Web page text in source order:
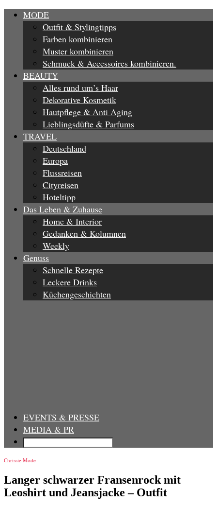
MODE
Outfit & Stylingtipps
Farben kombinieren
Muster kombinieren
Schmuck & Accessoires kombinieren.
BEAUTY
Alles rund um’s Haar
Dekorative Kosmetik
Hautpflege & Anti Aging
Lieblingsdüfte & Parfums
TRAVEL
Deutschland
Europa
Flussreisen
Cityreisen
Hoteltipp
Das Leben & Zuhause
Home & Interior
Gedanken & Kolumnen
Weekly
Genuss
Schnelle Rezepte
Leckere Drinks
Küchengeschichten
EVENTS & PRESSE
MEDIA & PR
Chrissie Mode
Langer schwarzer Fransenrock mit
Leoshirt und Jeansjacke – Outfit